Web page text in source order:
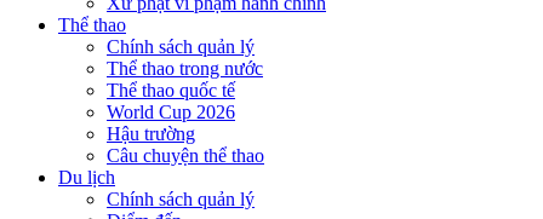
Thể thao
Chính sách quản lý
Thể thao trong nước
Thể thao quốc tế
World Cup 2026
Hậu trường
Câu chuyện thể thao
Du lịch
Chính sách quản lý